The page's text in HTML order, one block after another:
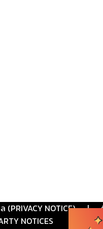
NOTICE) |
NOTICES